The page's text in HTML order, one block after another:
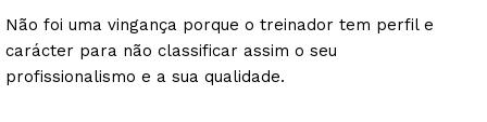
Não foi uma vingança porque o treinador tem perfil e
carácter para não classificar assim o seu
profissionalismo e a sua qualidade.